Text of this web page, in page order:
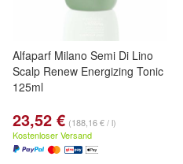
Alfaparf Milano Semi Di Lino
Scalp Renew Energizing Tonic
125ml
23,52 € (188,16 € / l)
Kostenloser Versand